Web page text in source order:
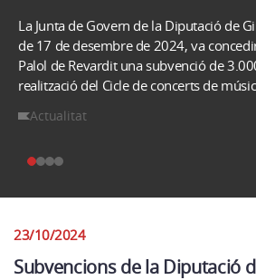
La Junta de Govern de la Diputació de
de 17 de desembre de 2024, va
Palol de Revardit una subvenció de
realització del Cicle de concerts de
Actualitat
23/10/2024
Subvencions de la Diputació